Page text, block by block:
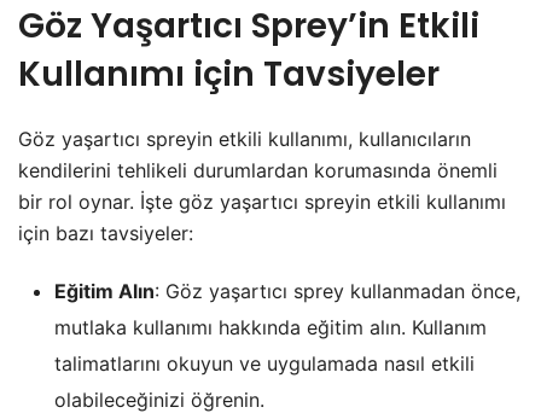
Göz Yaşartıcı Sprey’in Etkili
Kullanımı için Tavsiyeler
Göz yaşartıcı spreyin etkili kullanımı, kullanıcıların
kendilerini tehlikeli durumlardan korumasında önemli
bir rol oynar. İşte göz yaşartıcı spreyin etkili kullanımı
için bazı tavsiyeler:
Eğitim Alın: Göz yaşartıcı sprey kullanmadan önce,
mutlaka kullanımı hakkında eğitim alın. Kullanım
talimatlarını okuyun ve uygulamada nasıl etkili
olabileceğinizi öğrenin.